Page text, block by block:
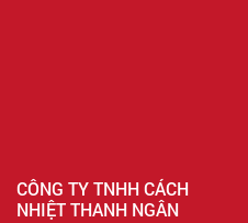
CÔNG TY TNHH CÁCH
NHIỆT THANH NGÂN